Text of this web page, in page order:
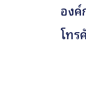
องค์
โท